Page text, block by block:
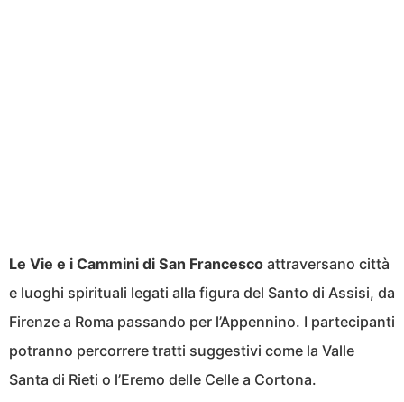
Le Vie e i Cammini di San Francesco attraversano città
e luoghi spirituali legati alla figura del Santo di Assisi, da
Firenze a Roma passando per l’Appennino. I partecipanti
potranno percorrere tratti suggestivi come la Valle
Santa di Rieti o l’Eremo delle Celle a Cortona.